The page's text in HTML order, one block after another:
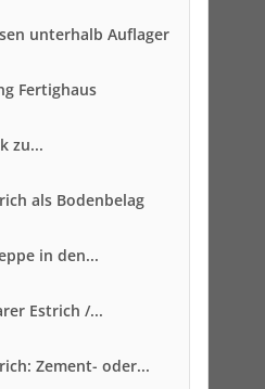
unterhalb Auflager
Fertighaus
zu...
als Bodenbelag
in den...
Estrich /...
Zement- oder...